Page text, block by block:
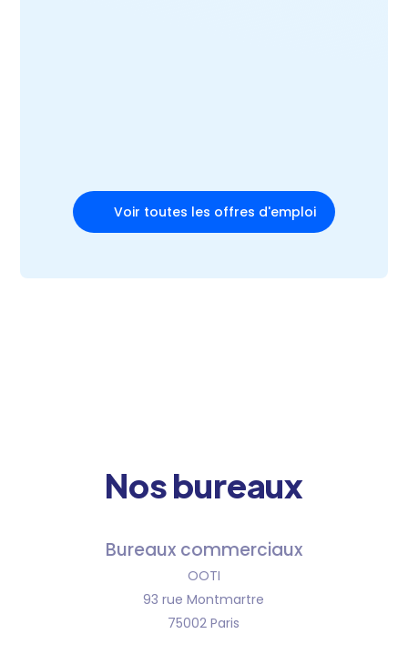
Voir toutes les offres d'emploi
Nos bureaux
Bureaux commerciaux
OOTI
93 rue Montmartre
75002 Paris